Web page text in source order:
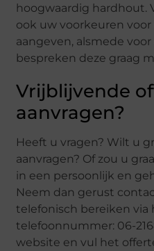
hoogwaardig hardhout.
ook uw voorkeuren
aangeven, alsmede
bespreken deze graag
Vrijblijvende
aanvragen?
Heeft u vragen? Wilt u
aanvragen? Of zou u
in een persoonlijk en
Neem dan gerust
telefonisch bereiken via
telefoonnummer: 06-
website en vul het